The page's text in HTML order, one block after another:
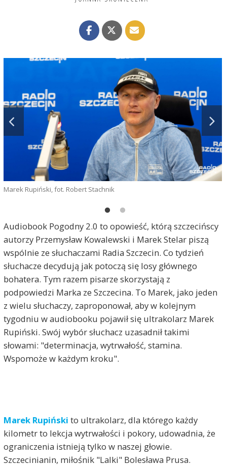
Marek Rupiński, fot. Robert Stachnik
Audiobook Pogodny 2.0 to opowieść, którą szczecińscy
autorzy Przemysław Kowalewski i Marek Stelar piszą
wspólnie ze słuchaczami Radia Szczecin. Co tydzień
słuchacze decydują jak potoczą się losy głównego
bohatera. Tym razem pisarze skorzystają z
podpowiedzi Marka ze Szczecina. To Marek, jako jeden
z wielu słuchaczy, zaproponował, aby w kolejnym
tygodniu w audiobooku pojawił się ultrakolarz Marek
Rupiński. Swój wybór słuchacz uzasadnił takimi
słowami: "determinacja, wytrwałość, stamina.
Wspomoże w każdym kroku".
Marek Rupiński to ultrakolarz, dla którego każdy
kilometr to lekcja wytrwałości i pokory, udowadnia, że
ograniczenia istnieją tylko w naszej głowie.
Szczecinianin, miłośnik "Lalki" Bolesława Prusa.